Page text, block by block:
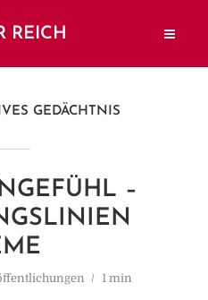
REICH
GEDÄCHTNIS
–
1 min